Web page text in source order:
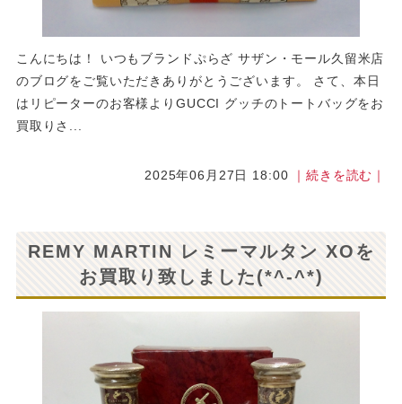
こんにちは！ いつもブランドぷらざ サザン・モール久留米店
のブログをご覧いただきありがとうございます。 さて、本日
はリピーターのお客様よりGUCCI グッチのトートバッグをお
買取りさ...
2025年06月27日 18:00 ｜続きを読む｜
REMY MARTIN レミーマルタン XOを
お買取り致しました(*^-^*)